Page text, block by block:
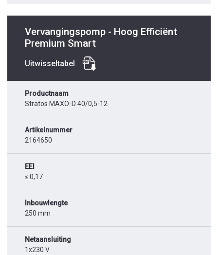
Vervangingspomp - Hoog Efficiënt
Premium Smart
Uitwisseltabel
Productnaam
Stratos MAXO-D 40/0,5-12
Artikelnummer
2164650
EEI
≤ 0,17
Inbouwlengte
250 mm
Netaansluiting
1x230 V